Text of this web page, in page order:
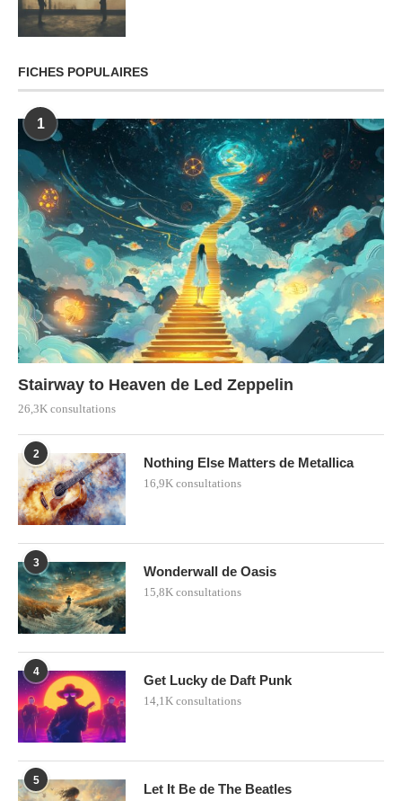
FICHES POPULAIRES
1
Stairway to Heaven de Led Zeppelin
26,3K consultations
2
Nothing Else Matters de Metallica
16,9K consultations
3
Wonderwall de Oasis
15,8K consultations
4
Get Lucky de Daft Punk
14,1K consultations
5
Let It Be de The Beatles